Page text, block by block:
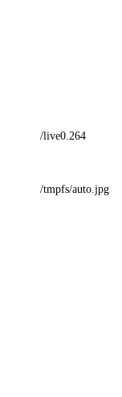
/live0.264
/tmpfs/auto.jpg